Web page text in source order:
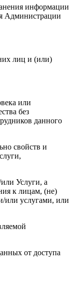
информации
Администрации
лиц и (или)
или
без
данного
свойств и
Услуги, а
к лицам, (не)
или услугами, или
от доступа